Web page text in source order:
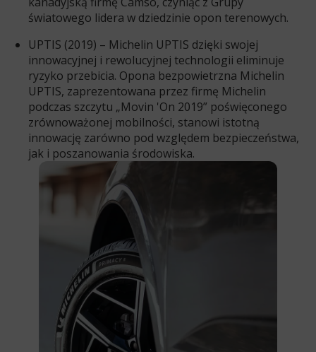
światowego lidera w dziedzinie opon terenowych.
UPTIS (2019) – Michelin UPTIS dzięki swojej
innowacyjnej i rewolucyjnej technologii eliminuje
ryzyko przebicia. Opona bezpowietrzna Michelin
UPTIS, zaprezentowana przez firmę Michelin
podczas szczytu „Movin 'On 2019” poświęconego
zrównoważonej mobilności, stanowi istotną
innowację zarówno pod względem bezpieczeństwa,
jak i poszanowania środowiska.